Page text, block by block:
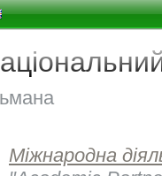
Міжнародна